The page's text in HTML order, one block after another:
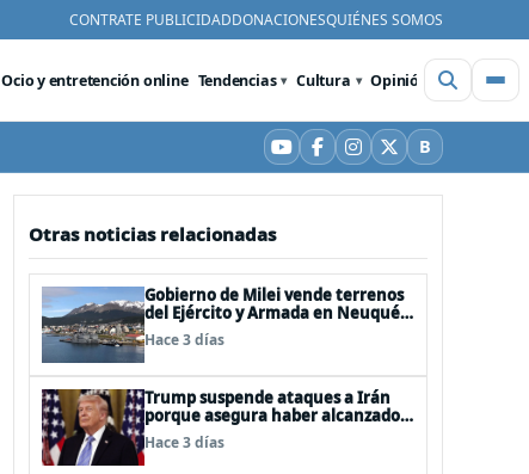
CONTRATE PUBLICIDADDONACIONESQUIÉNES SOMOS
Ocio y entretención online Tendencias Cultura Opinión Videos
YouTube
Facebook
Instagram
X BBluesky
Otras noticias relacionadas
Gobierno de Milei vende terrenos
del Ejército y Armada en Neuquén
y Ushuaia
Hace 3 días
Trump suspende ataques a Irán
porque asegura haber alcanzado
«las bases de un acuerdo»
Hace 3 días